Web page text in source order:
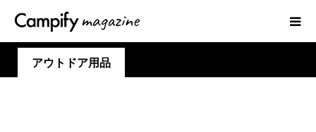
アウトドア用品